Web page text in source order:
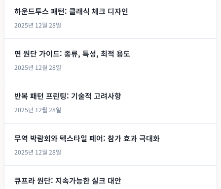
하운드투스 패턴: 클래식 체크 디자인
2025년 12월 28일
면 원단 가이드: 종류, 특성, 최적 용도
2025년 12월 28일
반복 패턴 프린팅: 기술적 고려사항
2025년 12월 28일
무역 박람회와 텍스타일 페어: 참가 효과 극대화
2025년 12월 28일
큐프라 원단: 지속가능한 실크 대안